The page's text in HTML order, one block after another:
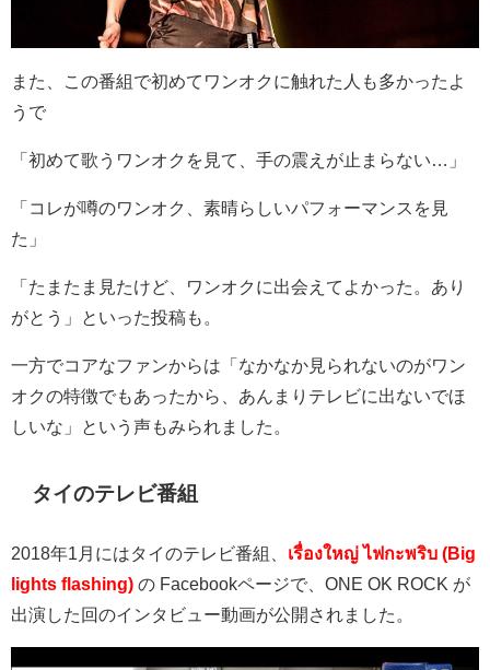
また、この番組で初めてワンオクに触れた人も多かったよ
うで
「初めて歌うワンオクを見て、手の震えが止まらない…」
「コレが噂のワンオク、素晴らしいパフォーマンスを見
た」
「たまたま見たけど、ワンオクに出会えてよかった。あり
がとう」といった投稿も。
一方でコアなファンからは「なかなか見られないのがワン
オクの特徴でもあったから、あんまりテレビに出ないでほ
しいな」という声もみられました。
タイのテレビ番組
2018年1 月にはタイのテレビ番組、 เรื่องใหญ่ ไฟกะพริบ (Big
lights flashing) の Facebookページで、 ONE OK ROCK が
出演した回のインタビュー動画が公開されました。